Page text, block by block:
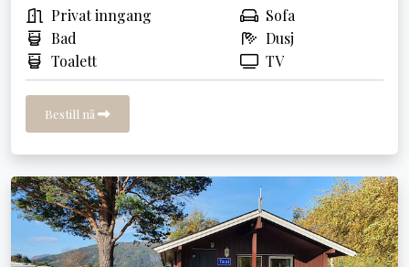
Privat inngang
Sofa
Bad
Dusj
Toalett
TV
Bestill nå